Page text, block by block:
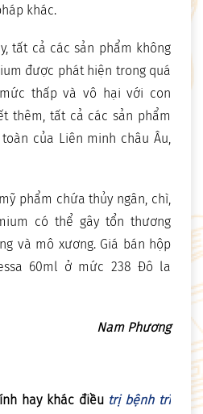
khác.
tất cả các sản phẩm không
được phát hiện trong quá
thấp và vô hại với con
thêm, tất cả các sản phẩm
của Liên minh châu Âu,
phẩm chứa thủy ngân, chì,
có thể gây tổn thương
và mô xương. Giá bán hộp
60ml ở mức 238 Đô la
Nam Phương
hay khác điều trị bệnh trĩ